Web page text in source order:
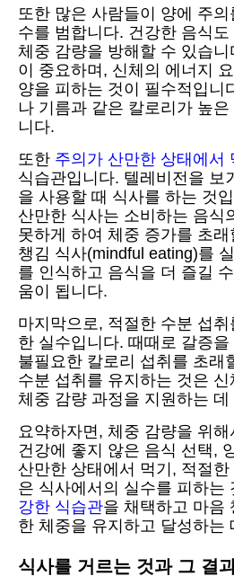
또한 많은 사람들이 양에 주
수를 범합니다. 건강한 음식
체중 감량을 방해할 수 있습니
이 중요하며, 신체의 에너지
양을 피하는 것이 필수적입니
나 기름과 같은 칼로리가 높
니다.
또한 주의가 산만한 상태에서
식습관입니다. 텔레비전을 보
을 사용할 때 식사를 하는 것
산만한 식사는 소비하는 음식
못하게 하여 체중 증가를 초
챙김 식사(mindful eating)를
를 인식하고 음식을 더 즐길
움이 됩니다.
마지막으로, 적절한 수분 섭
한 실수입니다. 때때로 갈증
불필요한 칼로리 섭취를 초래
수분 섭취를 유지하는 것은
체중 감량 과정을 지원하는 데
요약하자면, 체중 감량을 위
건강에 좋지 않은 음식 선택,
산만한 상태에서 먹기, 적절
은 식사에서의 실수를 피하는
강한 식습관을 채택하고 마음
한 체중을 유지하고 달성하는
식사를 거르는 것과 그 결